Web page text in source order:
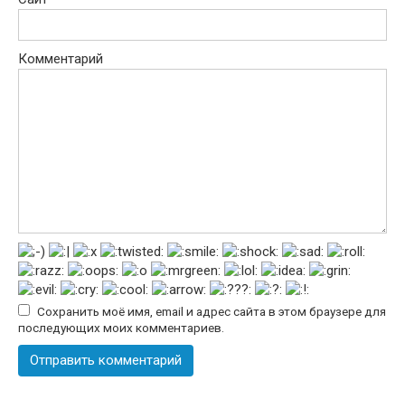
Комментарий
Сохранить моё имя, email и адрес сайта в этом браузере для
последующих моих комментариев.